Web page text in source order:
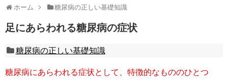
ホーム 糖尿病の正しい基礎知識
足にあらわれる糖尿病の症状
糖尿病の正しい基礎知識
糖尿病にあらわれる症状として、特徴的なもののひとつ